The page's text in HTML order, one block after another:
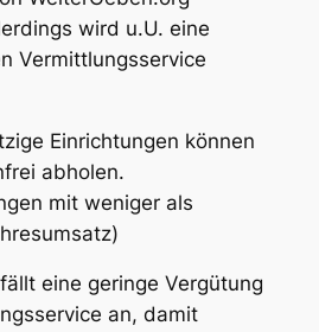
wird u.U. eine
Vermittlungsservice
Einrichtungen können
abholen.
mit weniger als
eine geringe Vergütung
an, damit